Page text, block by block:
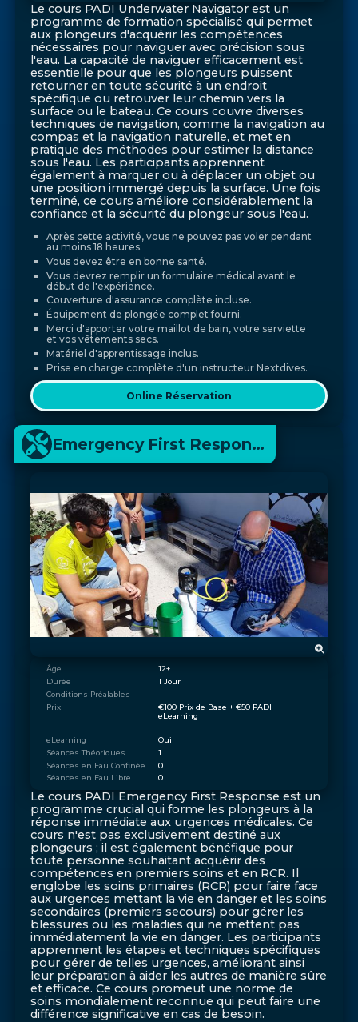
Le cours PADI Underwater Navigator est un
programme de formation spécialisé qui permet
aux plongeurs d'acquérir les compétences
nécessaires pour naviguer avec précision sous
l'eau. La capacité de naviguer efficacement est
essentielle pour que les plongeurs puissent
retourner en toute sécurité à un endroit
spécifique ou retrouver leur chemin vers la
surface ou le bateau. Ce cours couvre diverses
techniques de navigation, comme la navigation au
compas et la navigation naturelle, et met en
pratique des méthodes pour estimer la distance
sous l'eau. Les participants apprennent
également à marquer ou à déplacer un objet ou
une position immergé depuis la surface. Une fois
terminé, ce cours améliore considérablement la
confiance et la sécurité du plongeur sous l'eau.
Après cette activité, vous ne pouvez pas voler pendant
au moins 18 heures.
Vous devez être en bonne santé.
Vous devrez remplir un formulaire médical avant le
début de l'expérience.
Couverture d'assurance complète incluse.
Équipement de plongée complet fourni.
Merci d'apporter votre maillot de bain, votre serviette
et vos vêtements secs.
Matériel d'apprentissage inclus.
Prise en charge complète d'un instructeur Nextdives.
Online Réservation
Emergency First Response (EFR)
Âge
12+
Durée
1 Jour
Conditions Préalables
-
Prix
€100 Prix de Base + €50 PADI
eLearning
eLearning
Oui
Séances Théoriques
1
Séances en Eau Confinée
0
Séances en Eau Libre
0
Le cours PADI Emergency First Response est un
programme crucial qui forme les plongeurs à la
réponse immédiate aux urgences médicales. Ce
cours n'est pas exclusivement destiné aux
plongeurs ; il est également bénéfique pour
toute personne souhaitant acquérir des
compétences en premiers soins et en RCR. Il
englobe les soins primaires (RCR) pour faire face
aux urgences mettant la vie en danger et les soins
secondaires (premiers secours) pour gérer les
blessures ou les maladies qui ne mettent pas
immédiatement la vie en danger. Les participants
apprennent les étapes et techniques spécifiques
pour gérer de telles urgences, améliorant ainsi
leur préparation à aider les autres de manière sûre
et efficace. Ce cours promeut une norme de
soins mondialement reconnue qui peut faire une
différence significative en cas de besoin.